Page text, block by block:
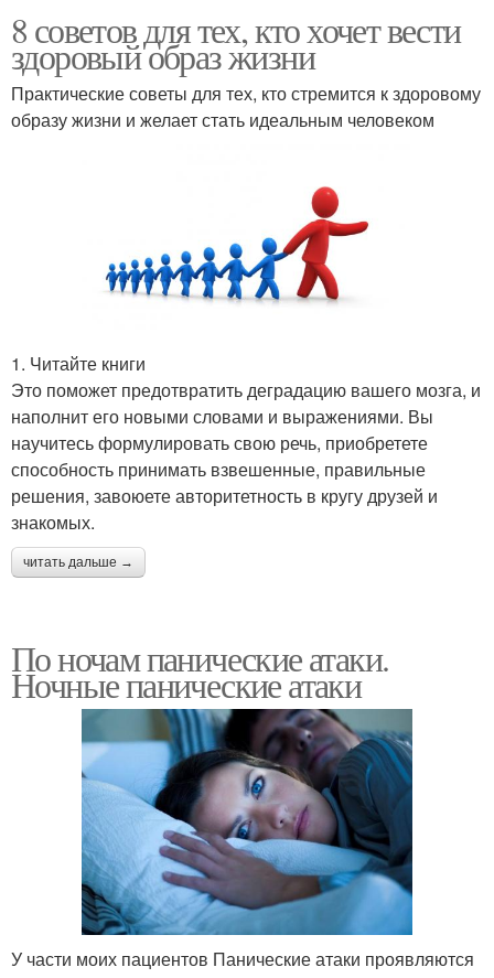
8 советов для тех, кто хочет вести
здоровый образ жизни
Практические советы для тех, кто стремится к здоровому
образу жизни и желает стать идеальным человеком
1. Читайте книги
Это поможет предотвратить деградацию вашего мозга, и
наполнит его новыми словами и выражениями. Вы
научитесь формулировать свою речь, приобретете
способность принимать взвешенные, правильные
решения, завоюете авторитетность в кругу друзей и
знакомых.
читать дальше →
По ночам панические атаки.
Ночные панические атаки
У части моих пациентов Панические атаки проявляются